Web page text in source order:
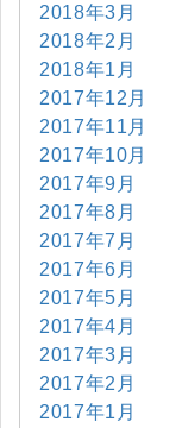
2018年3月
2018年2月
2018年1月
2017年12月
2017年11月
2017年10月
2017年9月
2017年8月
2017年7月
2017年6月
2017年5月
2017年4月
2017年3月
2017年2月
2017年1月